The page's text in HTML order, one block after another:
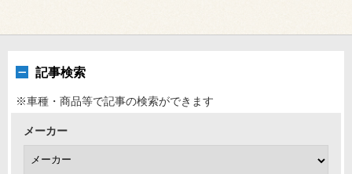
記事検索
※車種・商品等で記事の検索ができます
メーカー